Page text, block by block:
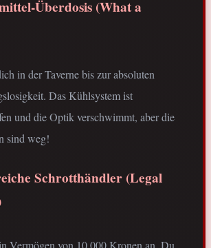
Überdosis (What a
in der Taverne bis zur absoluten
Das Kühlsystem ist
und die Optik verschwimmt, aber die
sind weg!
Schrotthändler (Legal
Vermögen von 10.000 Kronen an. Du